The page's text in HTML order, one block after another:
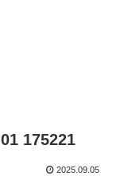
175221
2025.09.05